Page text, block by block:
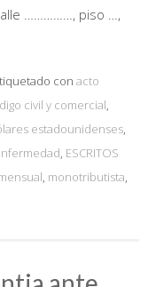
……………, piso …,
con acto
civil y comercial,
estadounidenses,
, ESCRITOS
, monotributista,